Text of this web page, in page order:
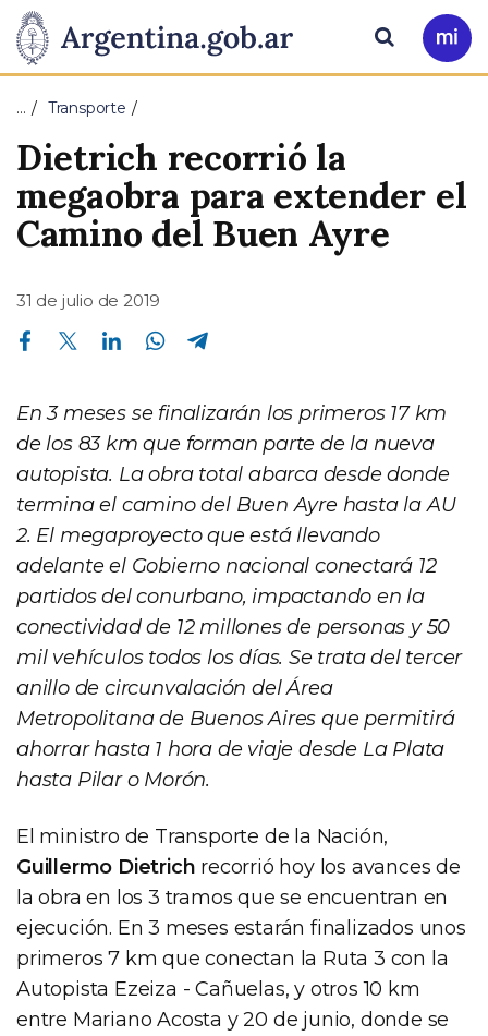
Presidencia
de
la
Nación
Pasar al contenido principal
Ir
a
Buscar
… Transporte
Dietrich recorrió la
megaobra para extender el
Camino del Buen Ayre
31 de julio de 2019
Compartir en Facebook Compartir en Twitter Compartir en Linkedin Compartir en Whatsapp
En 3 meses se finalizarán los primeros 17 km
de los 83 km que forman parte de la nueva
autopista. La obra total abarca desde donde
termina el camino del Buen Ayre hasta la AU
2. El megaproyecto que está llevando
adelante el Gobierno nacional conectará 12
partidos del conurbano, impactando en la
conectividad de 12 millones de personas y 50
mil vehículos todos los días. Se trata del tercer
anillo de circunvalación del Área
Metropolitana de Buenos Aires que permitirá
ahorrar hasta 1 hora de viaje desde La Plata
hasta Pilar o Morón.
El ministro de Transporte de la Nación,
Guillermo Dietrich recorrió hoy los avances de
la obra en los 3 tramos que se encuentran en
ejecución. En 3 meses estarán finalizados unos
primeros 7 km que conectan la Ruta 3 con la
Autopista Ezeiza - Cañuelas, y otros 10 km
entre Mariano Acosta y 20 de junio, donde se